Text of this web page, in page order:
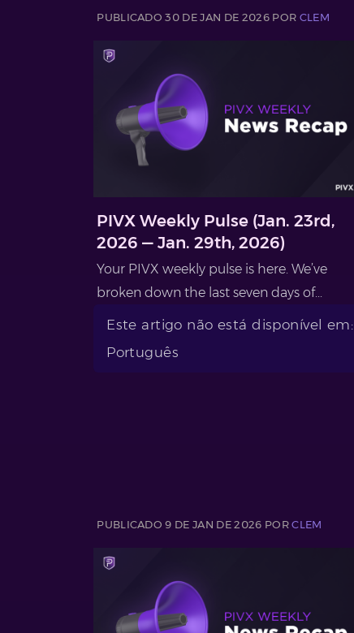
PUBLICADO 30 DE JAN DE 2026 POR CLEM
PIVX Weekly Pulse (Jan. 23rd,
2026 — Jan. 29th, 2026)
Your PIVX weekly pulse is here. We’ve
broken down the last seven days of...
Este artigo não está disponível em:
Português
PUBLICADO 9 DE JAN DE 2026 PORCLEM